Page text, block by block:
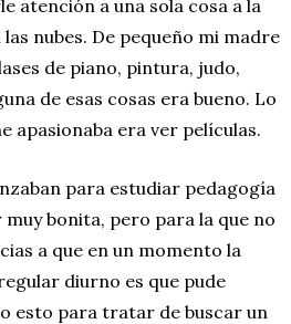
atención a una sola cosa a la
nubes. De pequeño mi madre
de piano, pintura, judo,
de esas cosas era bueno. Lo
apasionaba era ver películas.
para estudiar pedagogía
bonita, pero para la que no
a que en un momento la
diurno es que pude
esto para tratar de buscar un